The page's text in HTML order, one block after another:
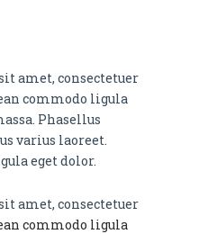
amet, consectetuer
commodo ligula
Phasellus
varius laoreet.
eget dolor.
amet, consectetuer
commodo ligula